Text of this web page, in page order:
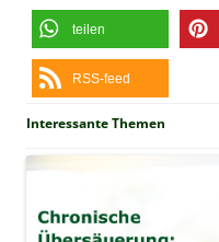
teilen
RSS-feed
Interessante Themen